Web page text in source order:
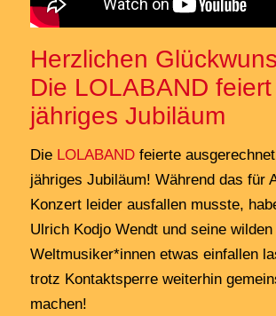
Herzlichen
Die LOLABAND
jähriges Jubiläum
Die LOLABANDfeierte
jähriges Jubiläum! Während das für
Konzert leider ausfallen musste,
Ulrich Kodjo Wendt und seine wilden
Weltmusiker*innen etwas einfallen
trotz Kontaktsperre weiterhin
machen!